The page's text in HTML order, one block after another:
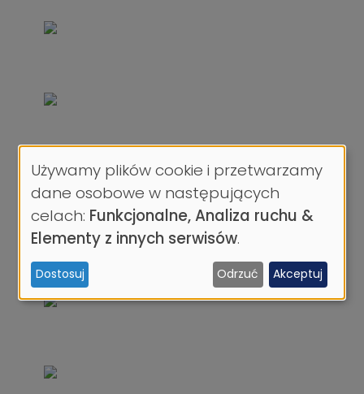
Wykorzystanie
danych
osobowych
i
ciasteczek
Używamy plików cookie i przetwarzamy
dane osobowe w następujących
celach: Funkcjonalne, Analiza ruchu &
Elementy z innych serwisów.
Dostosuj Odrzuć Akceptuj